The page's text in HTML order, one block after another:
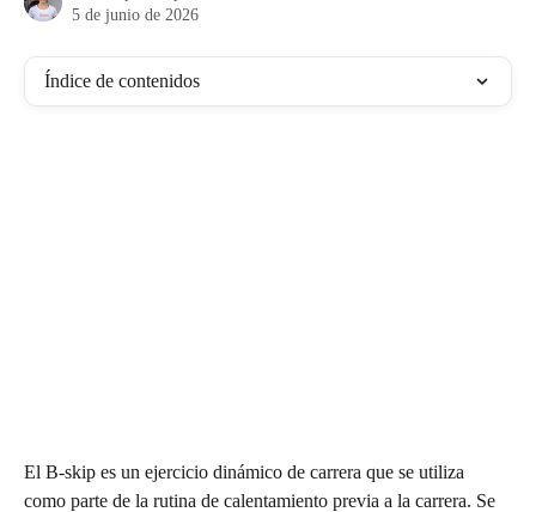
5 de junio de 2026
Índice de contenidos
El B-skip es un ejercicio dinámico de carrera que se utiliza
como parte de la rutina de calentamiento previa a la carrera. Se